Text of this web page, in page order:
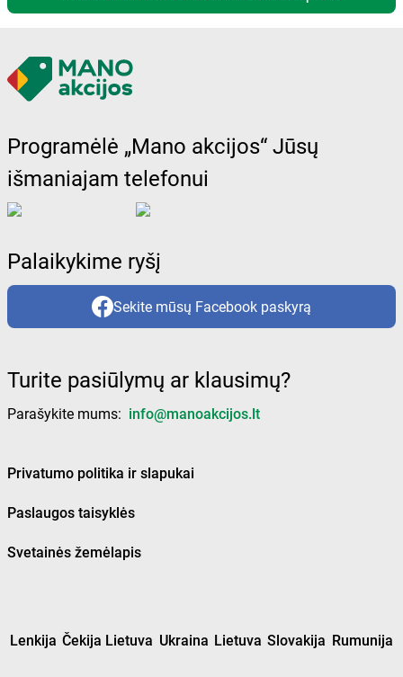
Programėlė „Mano akcijos“ Jūsų
išmaniajam telefonui
Palaikykime ryšį
Sekite mūsų Facebook paskyrą
Turite pasiūlymų ar klausimų?
Parašykite mums: info@manoakcijos.lt
Privatumo politika ir slapukai
Paslaugos taisyklės
Svetainės žemėlapis
Lenkija Čekija Lietuva Ukraina Lietuva Slovakija Rumunija